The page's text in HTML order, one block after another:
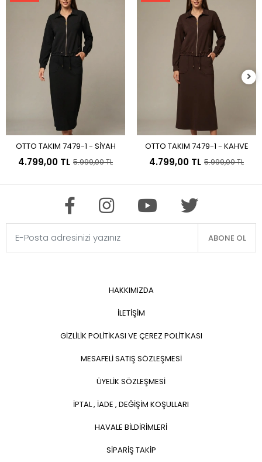
Sepete Ekle
OTTO TAKIM 7479-1 - SİYAH
4.799,00 TL 5.999,00 TL
Sepete Ekle
OTTO TAKIM 7479-1 - KAHVE
4.799,00 TL 5.999,00 TL
ABONE OL
HAKKIMIZDA
İLETİŞİM
GİZLİLİK POLİTİKASI VE ÇEREZ POLİTİKASI
MESAFELİ SATIŞ SÖZLEŞMESİ
ÜYELİK SÖZLEŞMESİ
İPTAL , İADE , DEĞİŞİM KOŞULLARI
HAVALE BİLDİRİMLERİ
SİPARİŞ TAKİP